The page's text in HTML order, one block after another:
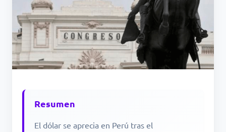
Resumen
El dólar se aprecia en Perú tras el